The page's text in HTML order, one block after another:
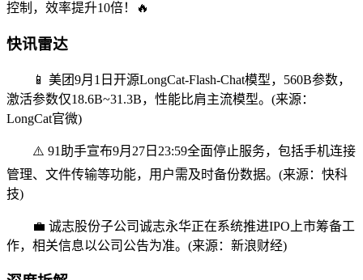
控制，效率提升10倍！🔥
快讯雷达
📱 美团9月1日开源LongCat-Flash-Chat模型，560B参数，
激活参数仅18.6B~31.3B，性能比肩主流模型。(来源：
LongCat官微)
⚠️ 91助手宣布9月27日23:59全面停止服务，包括手机连接
管理、文件传输等功能，用户需及时备份数据。(来源：快科
技)
💼 诚志股份子公司诚志永华正在系统推进IPO上市筹备工
作，相关信息以公司公告为准。(来源：新浪财经)